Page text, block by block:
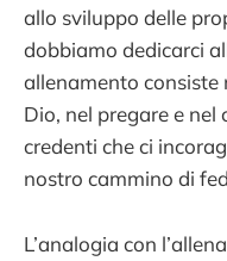
allo sviluppo delle
dobbiamo dedicarci
allenamento consiste
Dio, nel pregare e
credenti che ci
nostro cammino di
L’analogia con